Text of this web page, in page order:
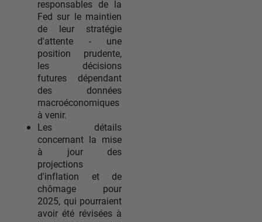
responsables de la
Fed sur le maintien
de leur stratégie
d'attente - une
position prudente,
les décisions
futures dépendant
des données
macroéconomiques
à venir.
Les détails
concernant la mise
à jour des
projections
d'inflation et de
chômage pour
2025, qui pourraient
avoir été révisées à